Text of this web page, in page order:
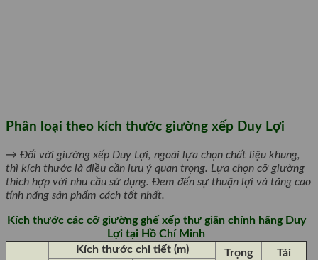
Phân loại theo kích thước giường xếp Duy Lợi
→ Đối với giường xếp Duy Lợi, ngoài lựa chọn chất liệu khung,
thì kích thước là điều cần lưu ý quan trọng. Lựa chọn cỡ giường
thích hợp với nhu cầu sử dụng. Đem đến sự thuận lợi và tăng cao
tính năng sản phẩm cách tốt nhất.
Kích thước các cỡ giường ghế xếp thư giãn chính hãng Duy
Lợi tại Hồ Chí Minh
Kích thước chi tiết (m)
Trọng
Tải